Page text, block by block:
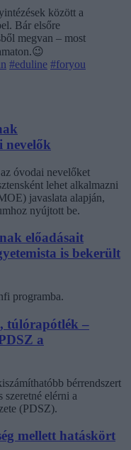
között a
Bár elsőre
megvan – most
#eduline #foryou
nevelők
óvodai nevelőket
lehet alkalmazni
javaslata alapján,
nyújtott be.
előadásait
is bekerült
programba.
túlórapótlék –
a
bérrendszert
elérni a
(PDSZ).
mellett hatáskört